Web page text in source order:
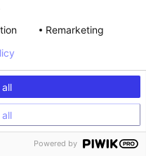
une
% des
Souscrire »,
Remarketing
all
Powered by